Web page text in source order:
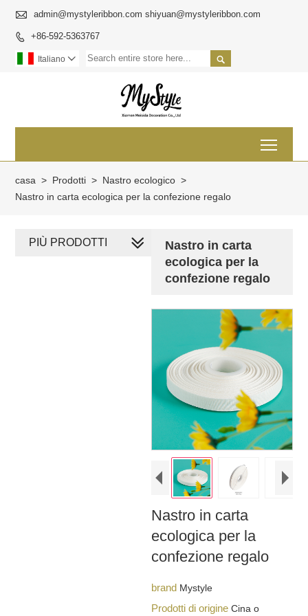
 admin@mystyleribbon.com shiyuan@mystyleribbon.com
 +86-592-5363767

Italiano 
casa > Prodotti > Nastro ecologico >
Nastro in carta ecologica per la confezione regalo
Nastro in carta
ecologica per la
confezione regalo
Nastro in carta
ecologica per la
confezione regalo
brand Mystyle
Prodotti di origine Cina o
PIÙ PRODOTTI